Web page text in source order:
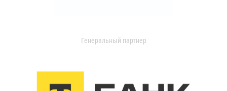
Генеральный партнер